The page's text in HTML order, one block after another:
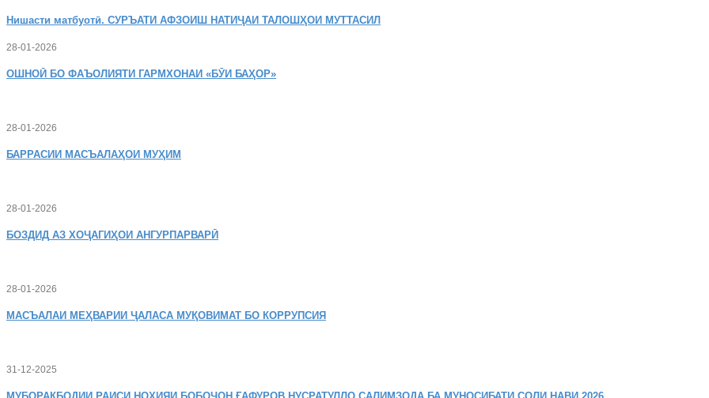
Нишасти матбуотӣ. СУРЪАТИ АФЗОИШ НАТИҶАИ ТАЛОШҲОИ МУТТАСИЛ
28-01-2026
ОШНОӢ БО ФАЪОЛИЯТИ ГАРМХОНАИ «БӮИ БАҲОР»
28-01-2026
БАРРАСИИ МАСЪАЛАҲОИ МУҲИМ
28-01-2026
БОЗДИД АЗ ХОҶАГИҲОИ АНГУРПАРВАРӢ
28-01-2026
МАСЪАЛАИ МЕҲВАРИИ ҶАЛАСА МУҚОВИМАТ БО КОРРУПСИЯ
31-12-2025